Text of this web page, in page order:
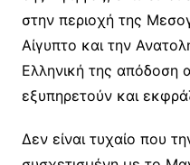
στην περιοχή της
Αίγυπτο και την
Ελληνική της απόδοση
εξυπηρετούν και
Δεν είναι τυχαίο που